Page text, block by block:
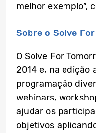
melhor exemplo”,
Sobre o Solve
O Solve For
2014 e, na edição
programação
webinars,
ajudar os
objetivos